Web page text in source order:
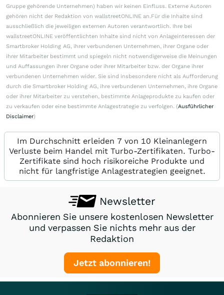
Gruppe gehörende Unternehmen) haben wir keinen Einfluss. Externe Autoren
gehören nicht der Redaktion von wallstreetONLINE an.Für die Inhalte sind
ausschließlich die jeweiligen externen Autoren verantwortlich. Ihre bei
wallstreetONLINE veröffentlichten Inhalte sind nicht von Anlageinteressen der
Smartbroker Holding AG, ihrer verbundenen Unternehmen, ihrer Organe oder
ihrer Mitarbeiter bestimmt und spiegeln nicht notwendigerweise die Meinungen
und Auffassungen ihrer Organe oder ihrer Mitarbeiter bzw. der Organe ihrer
verbundenen Unternehmen wider. Sie sind insbesondere nicht als Aufforderung
durch die Smartbroker Holding AG, ihre verbundenen Unternehmen, ihre Organe
oder ihrer Mitarbeiter zu verstehen, bestimmte Anlageprodukte zu kaufen oder
zu verkaufen oder eine bestimmte Anlagestrategie zu verfolgen. (Ausführlicher
Disclaimer)
Im Durchschnitt erleiden 7 von 10 Kleinanlegern
Verluste beim Handel mit Turbo-Zertifikaten. Turbo-
Zertifikate sind hoch risikoreiche Produkte und
nicht für langfristige Anlagestrategien geeignet.
Newsletter
Abonnieren Sie unsere kostenlosen Newsletter
und verpassen Sie nichts mehr aus der
Redaktion
Jetzt abonnieren!